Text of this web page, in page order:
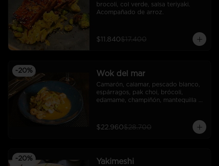
brocoli, col verde, salsa teriyaki.
Acompañado de arroz.
$11.840$17.400
-20% Wok del mar
Camarón, calamar, pescado blanco,
espárragos, pak choi, brócoli,
edamame, champiñón, mantequilla
$22.960$28.700
-20% Yakimeshi